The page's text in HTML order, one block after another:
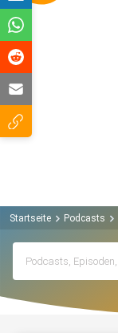
Startseite Podcasts